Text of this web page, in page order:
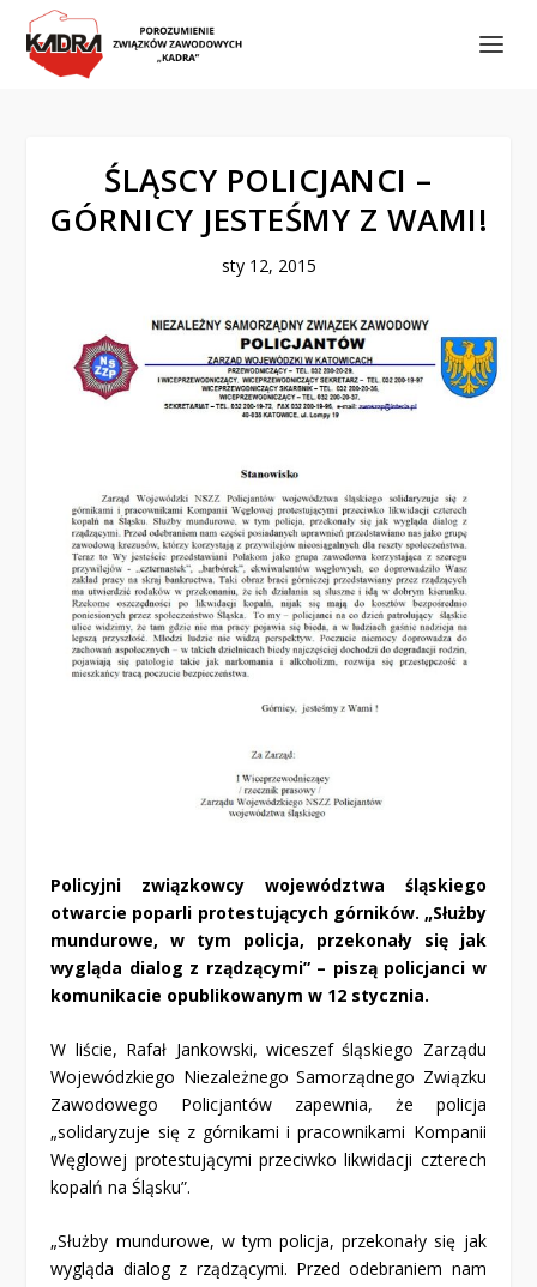
ŚLĄSCY POLICJANCI –
GÓRNICY JESTEŚMY Z WAMI!
sty 12, 2015
Policyjni związkowcy województwa śląskiego
otwarcie poparli protestujących górników. „Służby
mundurowe, w tym policja, przekonały się jak
wygląda dialog z rządzącymi” – piszą policjanci w
komunikacie opublikowanym w 12 stycznia.
W liście, Rafał Jankowski, wiceszef śląskiego Zarządu
Wojewódzkiego Niezależnego Samorządnego Związku
Zawodowego Policjantów zapewnia, że policja
„solidaryzuje się z górnikami i pracownikami Kompanii
Węglowej protestującymi przeciwko likwidacji czterech
kopalń na Śląsku”.
„Służby mundurowe, w tym policja, przekonały się jak
wygląda dialog z rządzącymi. Przed odebraniem nam